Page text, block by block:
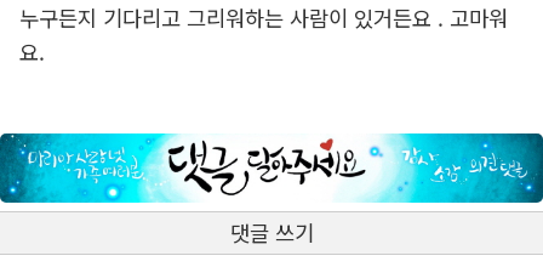
누구든지 기다리고 그리워하는 사람이 있거든요 . 고마워
요.
댓글 쓰기